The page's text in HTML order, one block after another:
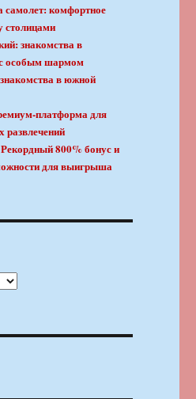
комфортное
столицами
знакомства в
особым шармом
в южной
платформа для
развлечений
800% бонус и
для выигрыша